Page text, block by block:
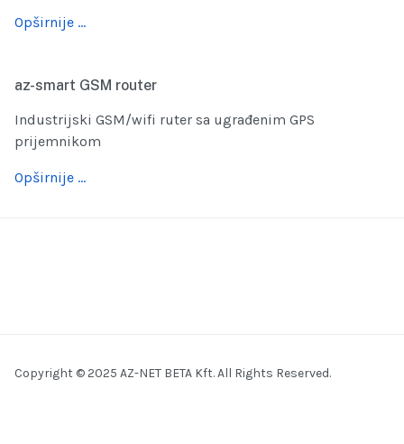
Opširnije …
az-smart GSM router
Industrijski GSM/wifi ruter sa ugrađenim GPS
prijemnikom
Opširnije …
Copyright © 2025 AZ-NET BETA Kft. All Rights Reserved.